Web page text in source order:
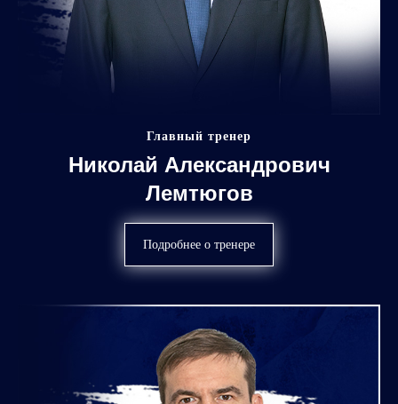
Главный тренер
Николай Александрович
Лемтюгов
Подробнее о тренере